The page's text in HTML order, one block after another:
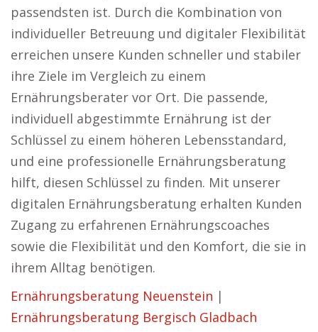
passendsten ist. Durch die Kombination von
individueller Betreuung und digitaler Flexibilität
erreichen unsere Kunden schneller und stabiler
ihre Ziele im Vergleich zu einem
Ernährungsberater vor Ort. Die passende,
individuell abgestimmte Ernährung ist der
Schlüssel zu einem höheren Lebensstandard,
und eine professionelle Ernährungsberatung
hilft, diesen Schlüssel zu finden. Mit unserer
digitalen Ernährungsberatung erhalten Kunden
Zugang zu erfahrenen Ernährungscoaches
sowie die Flexibilität und den Komfort, die sie in
ihrem Alltag benötigen.
Ernährungsberatung Neuenstein |
Ernährungsberatung Bergisch Gladbach